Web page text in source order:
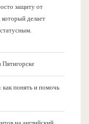
защиту от
делает
как понять и помочь